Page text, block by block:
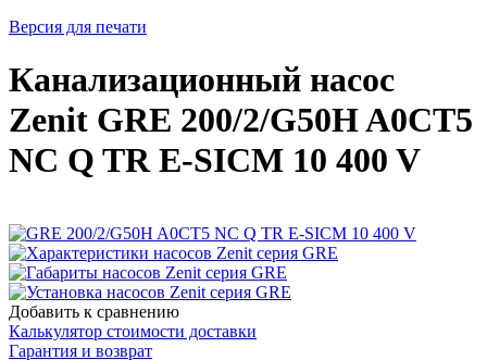
Версия для печати
Канализационный насос
Zenit GRE 200/2/G50H A0CT5
NC Q TR E-SICM 10 400 V
Добавить к сравнению
Калькулятор стоимости доставки
Гарантия и возврат